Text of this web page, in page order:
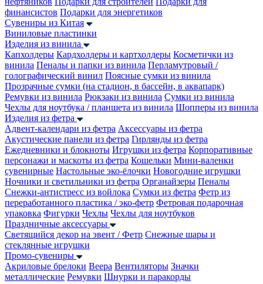
финансистов Подарки для энергетиков
Сувениры из Китая
Виниловые пластинки
Изделия из винила
Капхолдеры Кардхолдеры и картхолдеры Косметички из
винила Пеналы и папки из винила Перламутровый /
голографический винил Поясные сумки из винила
Прозрачные сумки (на стадион, в бассейн, в аквапарк)
Ремувки из винила Рюкзаки из винила Сумки из винила
Чехлы для ноутбука / планшета из винила Шопперы из винила
Изделия из фетра
Адвент-календари из фетра Аксессуары из фетра
Акустические панели из фетра Гирлянды из фетра
Ежедневники и блокноты Игрушки из фетра Корпоративные
персонажи и маскоты из фетра Кошельки Мини-валенки
сувенирные Настольные эко-ёлочки Новогодние игрушки
Ночники и светильники из фетра Органайзеры Пеналы
Снежки-антистресс из войлока Сумки из фетра Фетр из
переработанного пластика / эко-фетр Фетровая подарочная
упаковка Фигурки Чехлы Чехлы для ноутбуков
Праздничные аксессуары
Светящийся декор на эвент / Фетр Снежные шары и
стеклянные игрушки
Промо-сувениры
Акриловые брелоки Веера Вентиляторы Значки
металлические Ремувки Шнурки и паракорды